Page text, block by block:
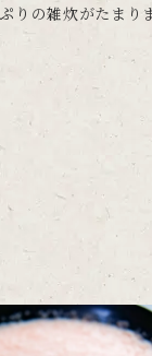
りの雑炊がたまり